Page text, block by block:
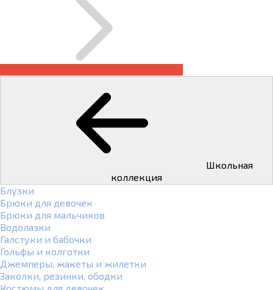
коллекция
Блузки
Брюки для девочек
Брюки для мальчиков
Водолазки
Галстуки и бабочки
Гольфы и колготки
Джемперы, жакеты и жилетки
Заколки, резинки, ободки